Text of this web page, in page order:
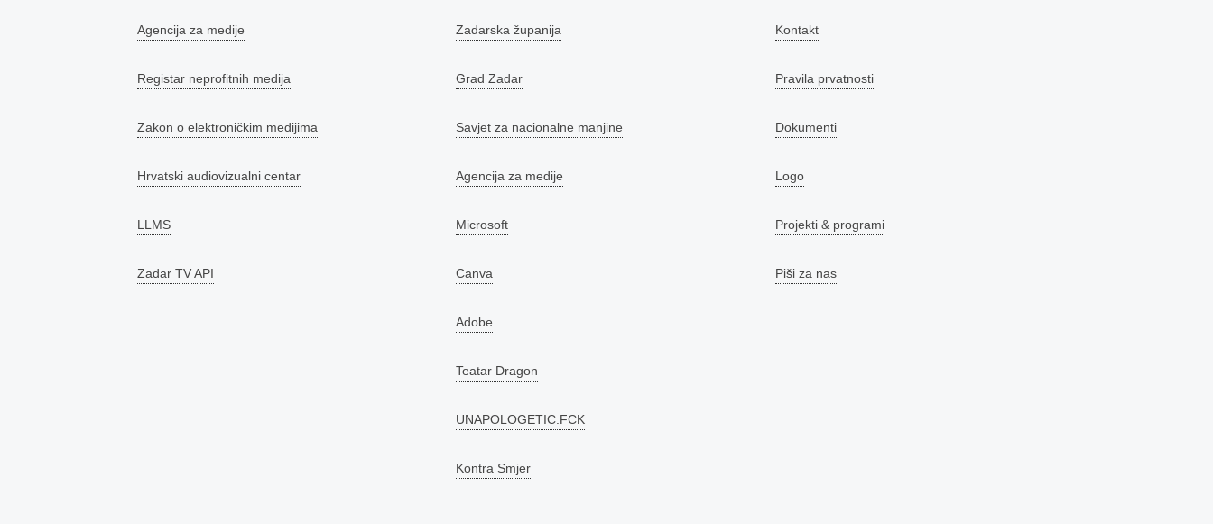
Agencija za medije
Registar neprofitnih medija
Zakon o elektroničkim medijima
Hrvatski audiovizualni centar
LLMS
Zadar TV API
Zadarska županija
Grad Zadar
Savjet za nacionalne manjine
Agencija za medije
Microsoft
Canva
Adobe
Teatar Dragon
UNAPOLOGETIC.FCK
Kontra Smjer
Kontakt
Pravila prvatnosti
Dokumenti
Logo
Projekti & programi
Piši za nas